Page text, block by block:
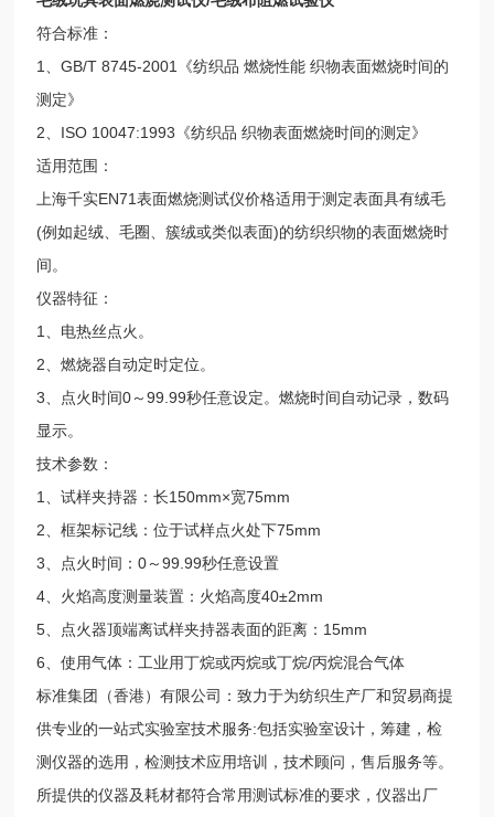
符合标准：
1、GB/T 8745-2001《纺织品 燃烧性能 织物表面燃烧时间的
测定》
2、ISO 10047:1993《纺织品 织物表面燃烧时间的测定》
适用范围：
上海千实EN71表面燃烧测试仪价格适用于测定表面具有绒毛
(例如起绒、毛圈、簇绒或类似表面)的纺织织物的表面燃烧时
间。
仪器特征：
1、电热丝点火。
2、燃烧器自动定时定位。
3、点火时间0～99.99秒任意设定。燃烧时间自动记录，数码
显示。
技术参数：
1、试样夹持器：长150mm×宽75mm
2、框架标记线：位于试样点火处下75mm
3、点火时间：0～99.99秒任意设置
4、火焰高度测量装置：火焰高度40±2mm
5、点火器顶端离试样夹持器表面的距离：15mm
6、使用气体：工业用丁烷或丙烷或丁烷/丙烷混合气体
标准集团（香港）有限公司：致力于为纺织生产厂和贸易商提
供专业的一站式实验室技术服务:包括实验室设计，筹建，检
测仪器的选用，检测技术应用培训，技术顾问，售后服务等。
所提供的仪器及耗材都符合常用测试标准的要求，仪器出厂